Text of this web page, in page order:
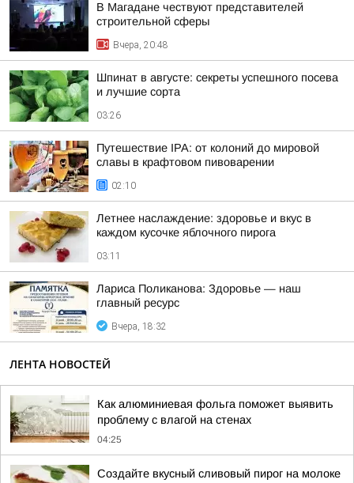
В Магадане чествуют представителей
строительной сферы
Вчера, 20:48
Шпинат в августе: секреты успешного посева
и лучшие сорта
03:26
Путешествие IPA: от колоний до мировой
славы в крафтовом пивоварении
02:10
Летнее наслаждение: здоровье и вкус в
каждом кусочке яблочного пирога
03:11
Лариса Поликанова: Здоровье — наш
главный ресурс
Вчера, 18:32
ЛЕНТА НОВОСТЕЙ
Как алюминиевая фольга поможет выявить
проблему с влагой на стенах
04:25
Создайте вкусный сливовый пирог на молоке